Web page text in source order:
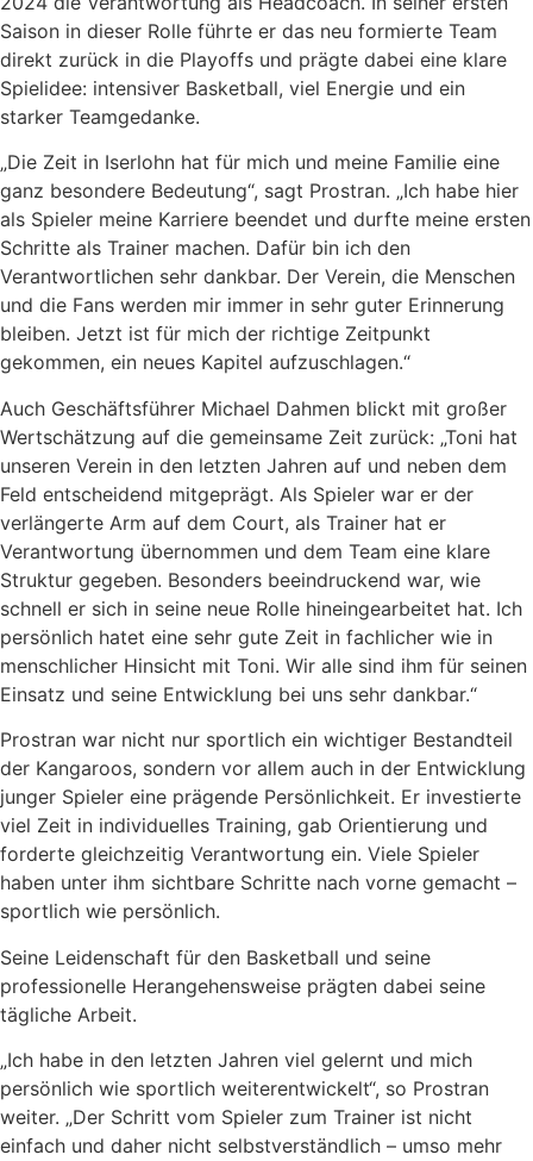
Saison in dieser Rolle führte er das neu formierte Team
direkt zurück in die Playoffs und prägte dabei eine klare
Spielidee: intensiver Basketball, viel Energie und ein
starker Teamgedanke.
„Die Zeit in Iserlohn hat für mich und meine Familie eine
ganz besondere Bedeutung“, sagt Prostran. „Ich habe hier
als Spieler meine Karriere beendet und durfte meine ersten
Schritte als Trainer machen. Dafür bin ich den
Verantwortlichen sehr dankbar. Der Verein, die Menschen
und die Fans werden mir immer in sehr guter Erinnerung
bleiben. Jetzt ist für mich der richtige Zeitpunkt
gekommen, ein neues Kapitel aufzuschlagen.“
Auch Geschäftsführer Michael Dahmen blickt mit großer
Wertschätzung auf die gemeinsame Zeit zurück: „Toni hat
unseren Verein in den letzten Jahren auf und neben dem
Feld entscheidend mitgeprägt. Als Spieler war er der
verlängerte Arm auf dem Court, als Trainer hat er
Verantwortung übernommen und dem Team eine klare
Struktur gegeben. Besonders beeindruckend war, wie
schnell er sich in seine neue Rolle hineingearbeitet hat. Ich
persönlich hatet eine sehr gute Zeit in fachlicher wie in
menschlicher Hinsicht mit Toni. Wir alle sind ihm für seinen
Einsatz und seine Entwicklung bei uns sehr dankbar.“
Prostran war nicht nur sportlich ein wichtiger Bestandteil
der Kangaroos, sondern vor allem auch in der Entwicklung
junger Spieler eine prägende Persönlichkeit. Er investierte
viel Zeit in individuelles Training, gab Orientierung und
forderte gleichzeitig Verantwortung ein. Viele Spieler
haben unter ihm sichtbare Schritte nach vorne gemacht –
sportlich wie persönlich.
Seine Leidenschaft für den Basketball und seine
professionelle Herangehensweise prägten dabei seine
tägliche Arbeit.
„Ich habe in den letzten Jahren viel gelernt und mich
persönlich wie sportlich weiterentwickelt“, so Prostran
weiter. „Der Schritt vom Spieler zum Trainer ist nicht
einfach und daher nicht selbstverständlich – umso mehr